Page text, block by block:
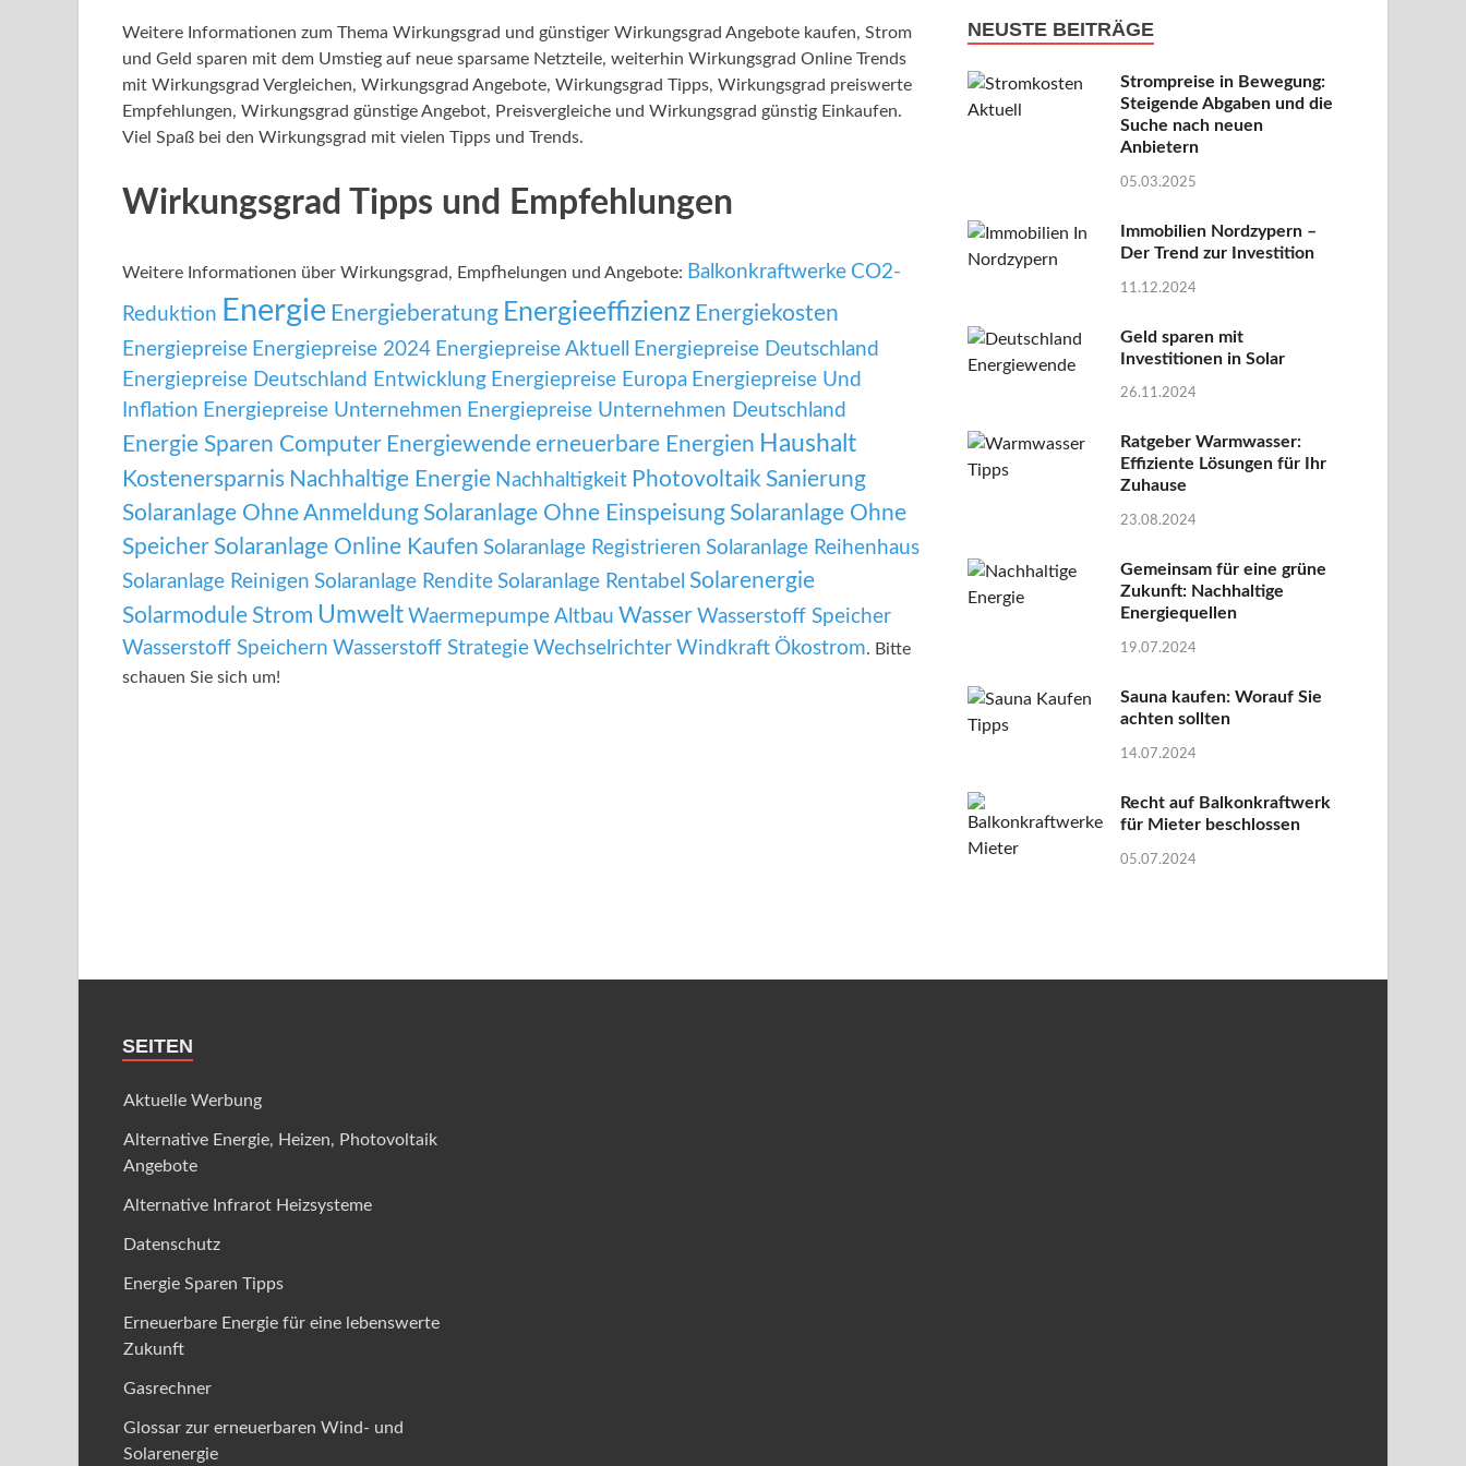
Weitere Informationen zum Thema Wirkungsgrad und günstiger Wirkungsgrad Angebote kaufen, Strom
und Geld sparen mit dem Umstieg auf neue sparsame Netzteile, weiterhin Wirkungsgrad Online Trends
mit Wirkungsgrad Vergleichen, Wirkungsgrad Angebote, Wirkungsgrad Tipps, Wirkungsgrad preiswerte
Empfehlungen, Wirkungsgrad günstige Angebot, Preisvergleiche und Wirkungsgrad günstig Einkaufen.
Viel Spaß bei den Wirkungsgrad mit vielen Tipps und Trends.
Wirkungsgrad Tipps und Empfehlungen
Weitere Informationen über Wirkungsgrad, Empfhelungen und Angebote: Balkonkraftwerke CO2-
Reduktion Energie Energieberatung Energieeffizienz Energiekosten
Energiepreise Energiepreise 2024 Energiepreise Aktuell
Energiepreise Deutschland
Energiepreise Deutschland Entwicklung Energiepreise Europa Energiepreise Und
Inflation Energiepreise Unternehmen Energiepreise Unternehmen Deutschland
Energie Sparen Computer Energiewende erneuerbare Energien Haushalt
Kostenersparnis Nachhaltige Energie Nachhaltigkeit Photovoltaik Sanierung
Solaranlage Ohne Anmeldung Solaranlage Ohne Einspeisung Solaranlage Ohne
Speicher Solaranlage Online Kaufen Solaranlage Registrieren Solaranlage Reihenhaus
Solaranlage Reinigen Solaranlage Rendite Solaranlage Rentabel Solarenergie
Solarmodule Strom Umwelt Waermepumpe Altbau Wasser Wasserstoff Speicher
Wasserstoff Speichern Wasserstoff Strategie Wechselrichter Windkraft Ökostrom. Bitte
schauen Sie sich um!
NEUSTE BEITRÄGE
Strompreise in Bewegung:
Steigende Abgaben und die
Suche nach neuen
Anbietern
05.03.2025
Immobilien Nordzypern –
Der Trend zur Investition
11.12.2024
Geld sparen mit
Investitionen in Solar
26.11.2024
Ratgeber Warmwasser:
Effiziente Lösungen für Ihr
Zuhause
23.08.2024
Gemeinsam für eine grüne
Zukunft: Nachhaltige
Energiequellen
19.07.2024
Sauna kaufen: Worauf Sie
achten sollten
14.07.2024
Recht auf Balkonkraftwerk
für Mieter beschlossen
05.07.2024
SEITEN
Aktuelle Werbung
Alternative Energie, Heizen, Photovoltaik
Angebote
Alternative Infrarot Heizsysteme
Datenschutz
Energie Sparen Tipps
Erneuerbare Energie für eine lebenswerte
Zukunft
Gasrechner
Glossar zur erneuerbaren Wind- und
Solarenergie